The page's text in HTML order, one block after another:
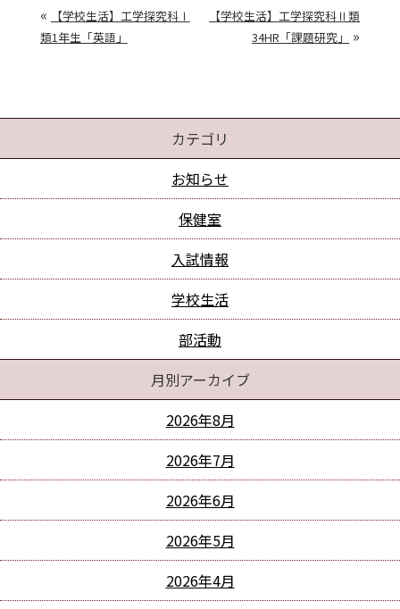
«
【学校生活】工学探究科Ⅰ
類1年生「英語」
【学校生活】工学探究科Ⅱ類
34HR「課題研究」
»
カテゴリ
お知らせ
保健室
入試情報
学校生活
部活動
月別アーカイブ
2026年8月
2026年7月
2026年6月
2026年5月
2026年4月